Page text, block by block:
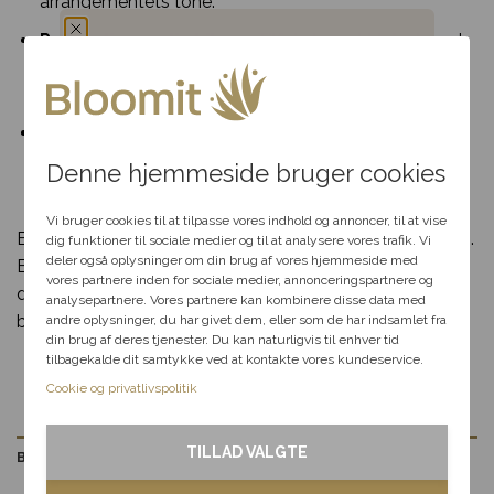
Denne hjemmeside bruger cookies
Vi bruger cookies til at tilpasse vores indhold og annoncer, til at vise
dig funktioner til sociale medier og til at analysere vores trafik. Vi
deler også oplysninger om din brug af vores hjemmeside med
vores partnere inden for sociale medier, annonceringspartnere og
analysepartnere. Vores partnere kan kombinere disse data med
andre oplysninger, du har givet dem, eller som de har indsamlet fra
din brug af deres tjenester. Du kan naturligvis til enhver tid
tilbagekalde dit samtykke ved at kontakte vores kundeservice.
Cookie og privatlivspolitik
TILLAD VALGTE
Personliggør din hilsen:Tilføj et smukt bånd med
personlig besked for at skabe et personligt og
meningsfuldt minde.
blomsterne kan variere efter sæson, men udtrykket
forbliver elegant og værdigt.
Bemærk: Kransen vil ændre størrelse hvis prisen justeres.
Billedet illustrerer stil, størrelse, form og farve, hvorfor
der kan forekomme afvigelser i forhold til årstiden og
blomsterforretningens sortiment.
bestilling inden deadline
Levering i hele
Danmark
Beskrivelse
Du har fået en
passer til dig, så hjælper vi
dig videre med at finde den
perfekte rabat til dit svar.
Fødselsdag
Tak & omtanke
Kondolence